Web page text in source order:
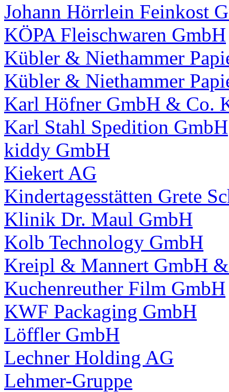
Johann Hörrlein Feinkost
KÖPA Fleischwaren GmbH
Kübler & Niethammer
Kübler & Niethammer
Karl Höfner GmbH & Co.
Karl Stahl Spedition GmbH
kiddy GmbH
Kiekert AG
Kindertagesstätten Grete
Klinik Dr. Maul GmbH
Kolb Technology GmbH
Kreipl & Mannert GmbH
Kuchenreuther Film GmbH
KWF Packaging GmbH
Löffler GmbH
Lechner Holding AG
Lehmer-Gruppe